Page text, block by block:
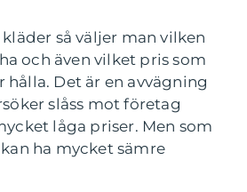
så väljer man vilken
och även vilket pris som
Det är en avvägning
slåss mot företag
låga priser. Men som
ha mycket sämre